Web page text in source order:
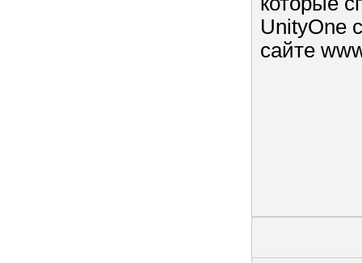
UnityOne
сайте